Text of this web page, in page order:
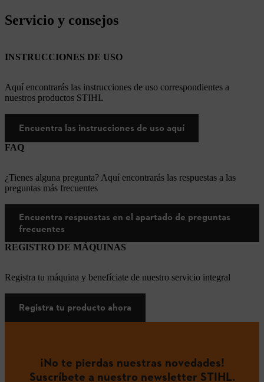
Servicio y consejos
INSTRUCCIONES DE USO
Aquí encontrarás las instrucciones de uso correspondientes a
nuestros productos STIHL
Encuentra las instrucciones de uso aquí
FAQ
¿Tienes alguna pregunta? Aquí encontrarás las respuestas a las
preguntas más frecuentes
Encuentra respuestas en el apartado de preguntas
frecuentes
REGISTRO DE MÁQUINAS
Registra tu máquina y benefíciate de nuestro servicio integral
Registra tu producto ahora
¡No te pierdas nuestras novedades!
Suscríbete a nuestro newsletter STIHL.